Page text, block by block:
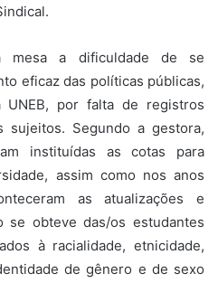
mesa a dificuldade de se
eficaz das políticas públicas,
por falta de registros
sujeitos. Segundo a gestora,
instituídas as cotas para
assim como nos anos
as atualizações e
se obteve das/os estudantes
à racialidade, etnicidade,
de gênero e de sexo